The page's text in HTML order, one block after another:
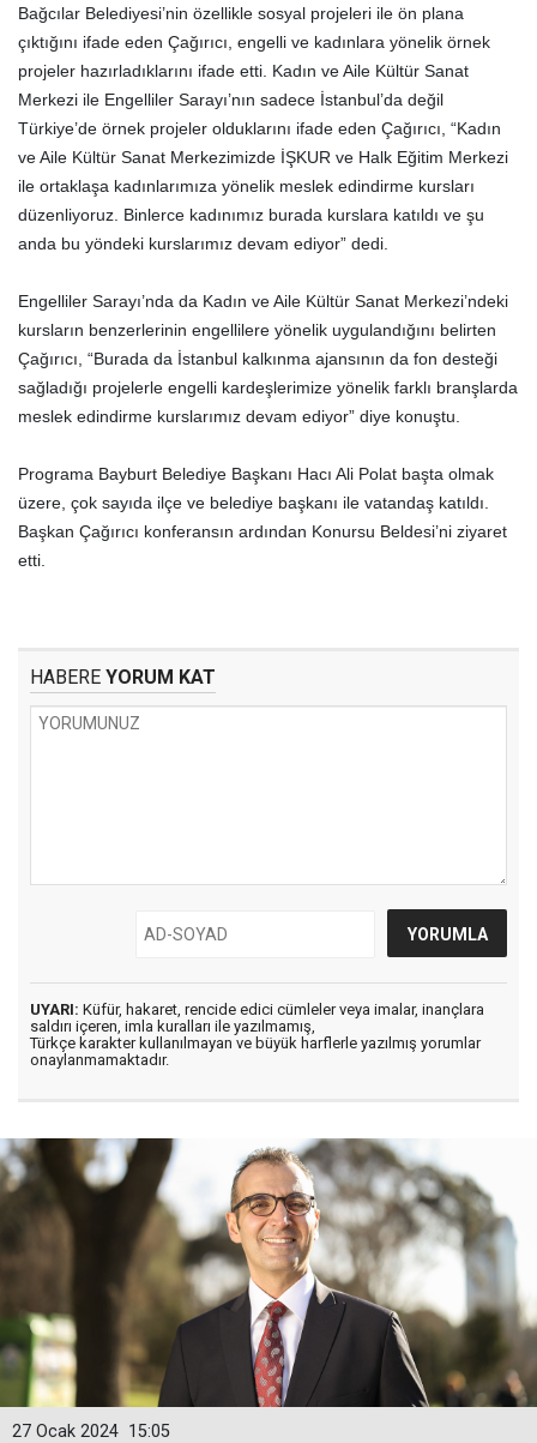
Bağcılar Belediyesi’nin özellikle sosyal projeleri ile ön plana
çıktığını ifade eden Çağırıcı, engelli ve kadınlara yönelik örnek
projeler hazırladıklarını ifade etti. Kadın ve Aile Kültür Sanat
Merkezi ile Engelliler Sarayı’nın sadece İstanbul’da değil
Türkiye’de örnek projeler olduklarını ifade eden Çağırıcı, “Kadın
ve Aile Kültür Sanat Merkezimizde İŞKUR ve Halk Eğitim Merkezi
ile ortaklaşa kadınlarımıza yönelik meslek edindirme kursları
düzenliyoruz. Binlerce kadınımız burada kurslara katıldı ve şu
anda bu yöndeki kurslarımız devam ediyor” dedi.
Engelliler Sarayı’nda da Kadın ve Aile Kültür Sanat Merkezi’ndeki
kursların benzerlerinin engellilere yönelik uygulandığını belirten
Çağırıcı, “Burada da İstanbul kalkınma ajansının da fon desteği
sağladığı projelerle engelli kardeşlerimize yönelik farklı branşlarda
meslek edindirme kurslarımız devam ediyor” diye konuştu.
Programa Bayburt Belediye Başkanı Hacı Ali Polat başta olmak
üzere, çok sayıda ilçe ve belediye başkanı ile vatandaş katıldı.
Başkan Çağırıcı konferansın ardından Konursu Beldesi’ni ziyaret
etti.
HABERE YORUM KAT
UYARI: Küfür, hakaret, rencide edici cümleler veya imalar, inançlara
saldırı içeren, imla kuralları ile yazılmamış,
Türkçe karakter kullanılmayan ve büyük harflerle yazılmış yorumlar
onaylanmamaktadır.
15:05
27 Ocak 2024